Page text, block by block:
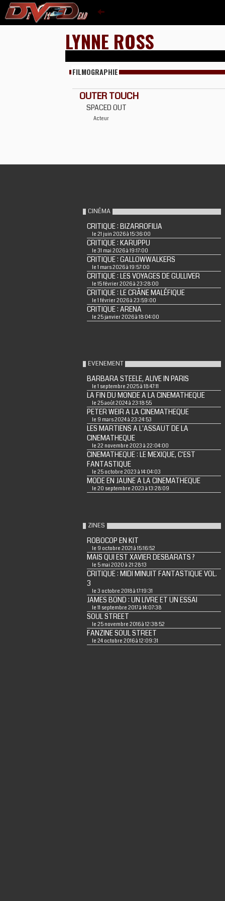
LYNNE ROSS
FILMOGRAPHIE
OUTER TOUCH
SPACED OUT
Acteur
CINÉMA
CRITIQUE : BIZARROFILIA
le 21 juin 2026 à 15:36:00
CRITIQUE : KARUPPU
le 31 mai 2026 à 19:17:00
CRITIQUE : GALLOWWALKERS
le 1 mars 2026 à 19:57:00
CRITIQUE : LES VOYAGES DE GULLIVER
le 15 février 2026 à 23:28:00
CRITIQUE : LE CRÂNE MALÉFIQUE
le 1 février 2026 à 23:59:00
CRITIQUE : ARENA
le 25 janvier 2026 à 18:04:00
EVENEMENT
BARBARA STEELE, ALIVE IN PARIS
le 1 septembre 2025 à 18:47:11
LA FIN DU MONDE A LA CINEMATHEQUE
le 25 août 2024 à 23:18:55
PETER WEIR A LA CINEMATHEQUE
le 9 mars 2024 à 23:24:53
LES MARTIENS A L'ASSAUT DE LA
CINEMATHEQUE
le 22 novembre 2023 à 22:04:00
CINEMATHEQUE : LE MEXIQUE, C'EST
FANTASTIQUE
le 25 octobre 2023 à 14:04:03
MODE EN JAUNE A LA CINEMATHEQUE
le 20 septembre 2023 à 13:28:09
ZINES
ROBOCOP EN KIT
le 9 octobre 2021 à 15:16:52
MAIS QUI EST XAVIER DESBARATS ?
le 5 mai 2020 à 21:28:13
CRITIQUE : MIDI MINUIT FANTASTIQUE VOL.
3
le 3 octobre 2018 à 17:19:31
JAMES BOND : UN LIVRE ET UN ESSAI
le 11 septembre 2017 à 14:07:38
SOUL STREET
le 25 novembre 2016 à 12:38:52
FANZINE SOUL STREET
le 24 octobre 2016 à 12:09:31